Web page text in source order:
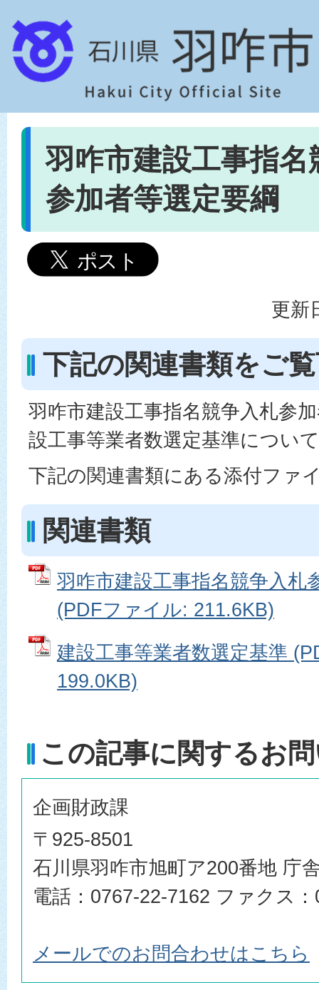
羽咋市建設工事指名
参加者等選定要綱
更新
下記の関連書類をご
羽咋市建設工事指名競争入札参
設工事等業者数選定基準につい
下記の関連書類にある添付ファ
関連書類
羽咋市建設工事指名競争入札
(PDFファイル: 211.6KB)
建設工事等業者数選定基準
199.0KB)
この記事に関するお
企画財政課
〒925-8501
石川県羽咋市旭町ア200番地 庁
電話：0767-22-7162 ファクス
メールでのお問合わせはこちら